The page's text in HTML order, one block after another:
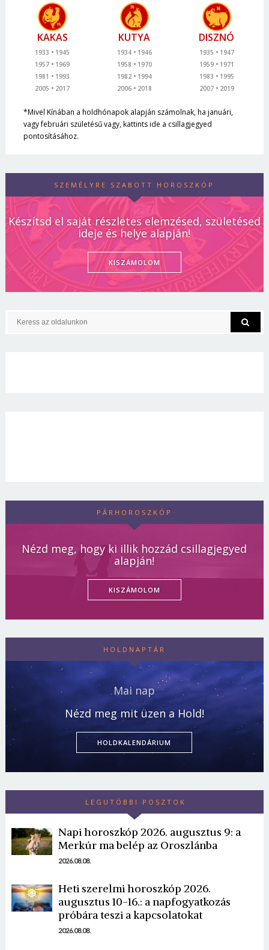
KAKAS
1933
1945
1957
1969
1981
1993
2005
2017
KUTYA
1934
1946
1958
1970
1982
1994
2006
2018
DISZNÓ
1935
1947
1959
1971
1983
1995
2007
2019
*Mivel Kínában a holdhónapok alapján számolnak, ha januári,
vagy februári születésű vagy, kattints ide a csillagjegyed
pontosításához.
SZEMÉLYRE SZABOTT HOROSZKÓP
Készítsd el saját részletes elemzésed, születésed
ideje és helye alapján!
KISZÁMOLOM
PÁRHOROSZKÓP
Nézd meg, hogy ki illik hozzád csillagjegyed
alapján!
KISZÁMOLOM
HOLDNAPTÁR
Mai nap
Nézd meg mit üzen a Hold!
HOLDKALENDÁRIUM
LEGUTÓBBI POSZTOK
Napi horoszkóp 2026. augusztus 9: a
Merkúr ma belép az Oroszlánba
2026.08.08.
Heti szerelmi horoszkóp 2026.
augusztus 10-16.: a napfogyatkozás
próbára teszi a kapcsolatokat
2026.08.08.
Borsonline bejelentkezés
E-mail cím vagy felhasználónév